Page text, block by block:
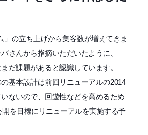
」の立ち上げから集客数が増えてきま
さんから指摘いただいたように、
だ課題があると認識しています。
基本設計は前回リニューアルの2014
ないので、回遊性などを高めるため
開を目標にリニューアルを実施する予